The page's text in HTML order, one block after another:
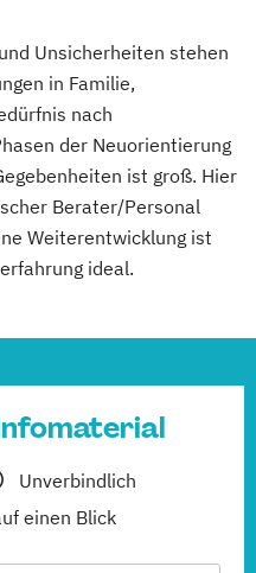
Unsicherheiten stehen
in Familie,
nach
der Neuorientierung
ist groß. Hier
Berater/Personal
Weiterentwicklung ist
ideal.
Unverbindlich
einen Blick